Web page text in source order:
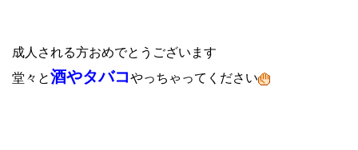
成人される方おめでとうございます
堂々と酒やタバコやっちゃってください